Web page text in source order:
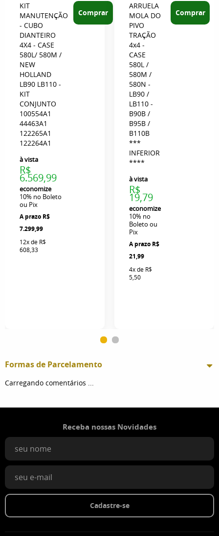
KIT
MANUTENÇÃO
- CUBO
DIANTEIRO
4X4 - CASE
580L/ 580M /
NEW
HOLLAND
LB90 LB110 -
KIT
CONJUNTO
100554A1
44463A1
122265A1
122264A1
R$
7.299,99
à vista
R$
6.569,99
economize
10% no Boleto
ou Pix
12xde R$
608,33
Comprar
ARRUELA
MOLA DO
PIVO
TRAÇÃO
4x4 -
CASE
580L /
580M /
580N -
LB90 /
LB110 -
B90B /
B95B /
B110B
***
INFERIOR
****
R$
21,99
à vista
R$
19,79
economize
10% no
Boleto ou
Pix
4xde R$
5,50
Comprar
Formas de Parcelamento
Carregando comentários ...
Receba nossas Novidades
Cadastre-se